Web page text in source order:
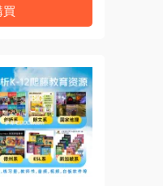
買